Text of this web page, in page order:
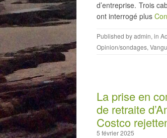
d’entreprise. Trois
ont interrogé plus
Published byadmin, in
Opinion/sondages,
La prise en
de retraite
Costco
5 février 2025